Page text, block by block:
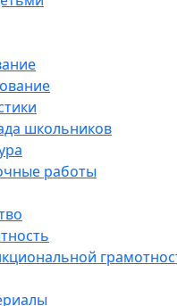
школьников
работы